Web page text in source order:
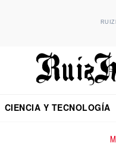
CIENCIA Y TECNOLOGÍA